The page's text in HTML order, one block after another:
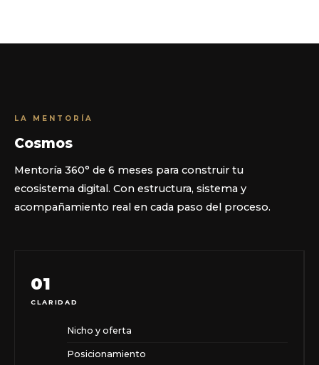
LA MENTORÍA
Cosmos
Mentoría 360° de 6 meses para construir tu
ecosistema digital. Con estructura, sistema y
acompañamiento real en cada paso del proceso.
01
CLARIDAD
Nicho y oferta
Posicionamiento